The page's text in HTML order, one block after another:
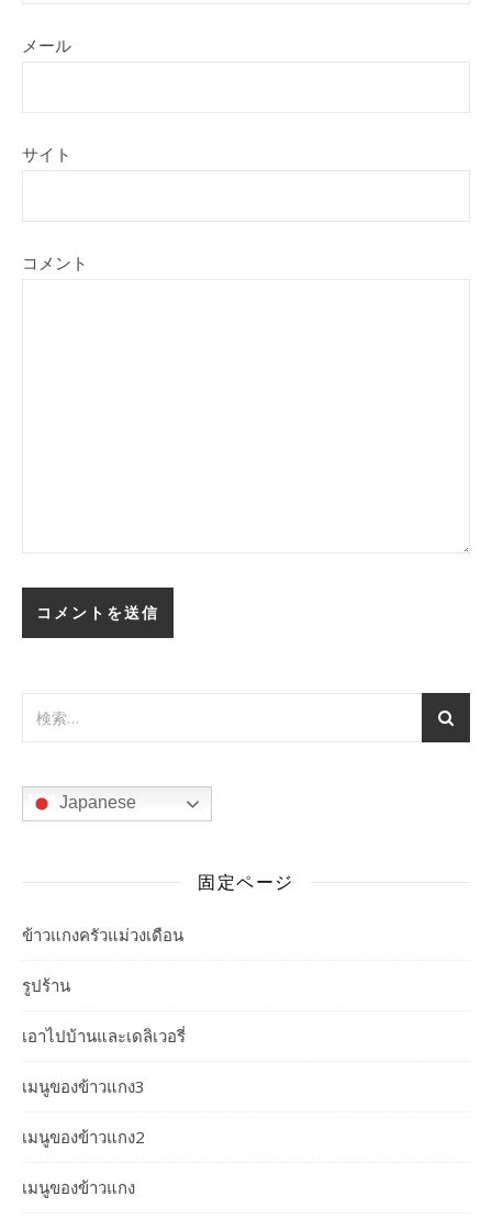
メール
サイト
コメント
Japanese
固定ページ
ข้าวแกงครัวแม่วงเดือน
รูปร้าน
เอาไปบ้านและเดลิเวอรี่
เมนูของข้าวแกง3
เมนูของข้าวแกง2
เมนูของข้าวแกง